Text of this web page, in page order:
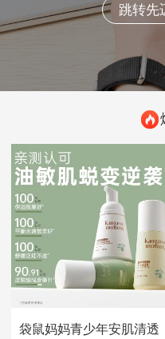
跳转先
袋鼠妈妈青少年安肌清透